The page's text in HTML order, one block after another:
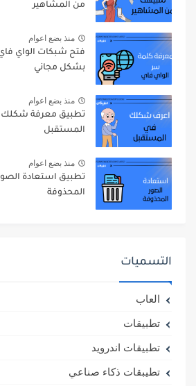
من المشاهير
منذ بضع اعوام
فتح شبكات الواي
بشكل مجاني
منذ بضع اعوام
تطبيق معرفة
المستقبل
منذ بضع اعوام
تطبيق استعادة
المحذوفة
التسميات
العاب
تطبيقات
تطبيقات اندرويد
تطيبقات ذكاء صناعي